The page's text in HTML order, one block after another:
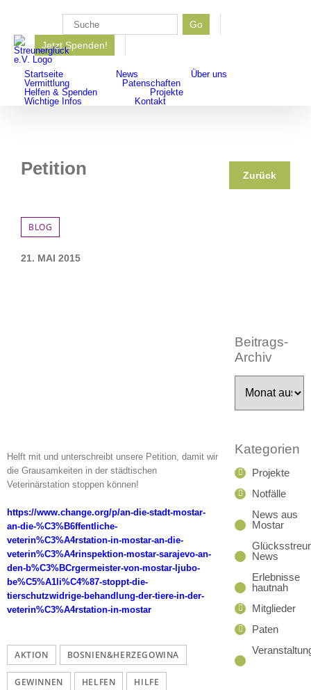
springen
nach:
Go
Jetzt Spenden!
Startseite News
Über uns
Vermittlung
Patenschaften
Helfen & Spenden
Projekte
Wichtige Infos
Kontakt
Petition Zurück
BLOG
21. MAI 2015
Helft mit und unterschreibt unsere Petition, damit wir
die Grausamkeiten in der städtischen
Veterinärstation stoppen können!
https://www.change.org/p/an-die-stadt-mostar-
an-die-%C3%B6ffentliche-
veterin%C3%A4rstation-in-mostar-an-die-
veterin%C3%A4rinspektion-mostar-sarajevo-an-
den-b%C3%BCrgermeister-von-mostar-ljubo-
be%C5%A1li%C4%87-stoppt-die-
tierschutzwidrige-behandlung-der-tiere-in-der-
veterin%C3%A4rstation-in-mostar
AKTION BOSNIEN&HERZEGOWINA
GEWINNEN HELFEN HILFE
Beitrags-
Archiv
Archiv
Kategorien
Projekte
Notfälle
News aus
Mostar
News
Erlebnisse
hautnah
Mitglieder
Paten